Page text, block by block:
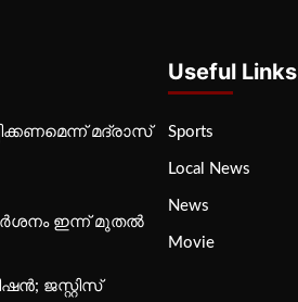
മദ്രാസ്
ഇന്ന് മുതല്‍
ജസ്റ്റിസ്
Useful Links
Sports
Local News
News
Movie